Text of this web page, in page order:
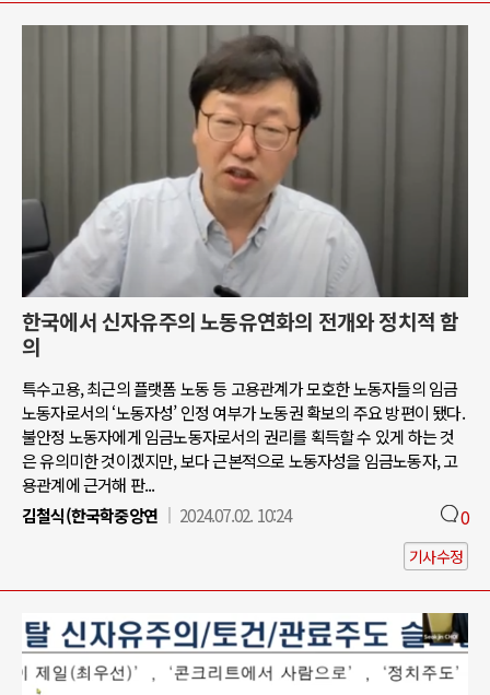
한국에서 신자유주의 노동유연화의 전개와 정치적 함
의
특수고용, 최근의 플랫폼 노동 등 고용관계가 모호한 노동자들의 임금
노동자로서의 ‘노동자성’ 인정 여부가 노동권 확보의 주요 방편이 됐다.
불안정 노동자에게 임금노동자로서의 권리를 획득할 수 있게 하는 것
은 유의미한 것이겠지만, 보다 근본적으로 노동자성을 임금노동자, 고
용관계에 근거해 판...
김철식(한국학중앙연
2024.07.02. 10:24 0
기사수정